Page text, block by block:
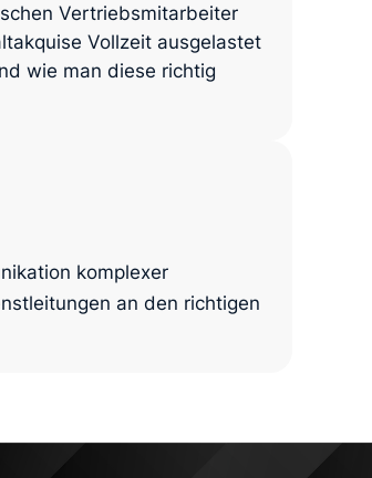
Vertriebsmitarbeiter
Vollzeit ausgelastet
wie man diese richtig
komplexer
an den richtigen